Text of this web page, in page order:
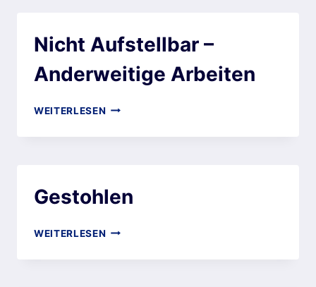
Nicht Aufstellbar –
Anderweitige Arbeiten
WEITERLESEN
Gestohlen
WEITERLESEN